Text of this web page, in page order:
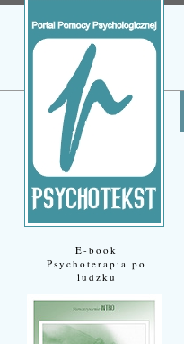
E-book
Psychoterapia po
ludzku